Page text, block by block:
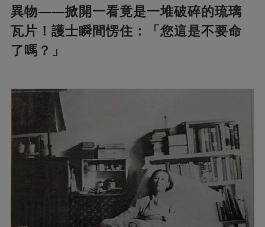
異物——掀開一看竟是一堆破碎的琉璃
瓦片​​！護士瞬間愣住：「您這是不要命
了嗎？」